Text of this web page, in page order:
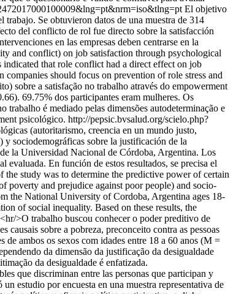
El objetivo
Se obtuvieron datos de una muestra de 314
del conflicto de rol fue directo sobre la satisfacción
en las empresas deben centrarse en la
and conflict) on job satisfaction through psychological
that role conflict had a direct effect on job
should focus on prevention of role stress and
sobre a satisfação no trabalho através do empowerment
69.75% dos participantes eram mulheres. Os
trabalho é mediado pelas dimensões autodeterminação e
psicológico. http://pepsic.bvsalud.org/scielo.php?
(autoritarismo, creencia en un mundo justo,
y sociodemográficas sobre la justificación de la
la Universidad Nacional de Córdoba, Argentina. Los
En función de estos resultados, se precisa el
study was to determine the predictive power of certain
and prejudice against poor people) and socio-
the National University of Cordoba, Argentina ages 18-
of social inequality. Based on these results, the
>O trabalho buscou conhecer o poder preditivo de
sobre a pobreza, preconceito contra as pessoas
ambos os sexos com idades entre 18 a 60 anos (M =
da dimensão da justificação da desigualdade
da desigualdade é enfatizada.
que discriminan entre las personas que participan y
estudio por encuesta en una muestra representativa de